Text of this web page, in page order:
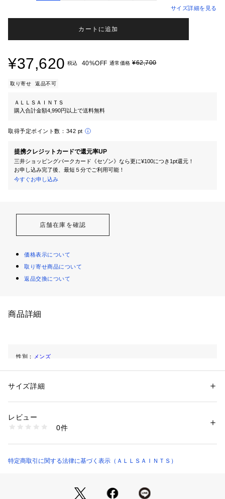
サイズ詳細を見る
カートに追加
¥37,620 税込 40%OFF 通常価格 ¥62,700
取り寄せ 返品不可
ＡＬＬＳＡＩＮＴＳ
購入合計金額4,990円以上で送料無料
取得予定ポイント数： 342 pt
提携クレジットカードで還元率UP
三井ショッピングパークカード《セゾン》なら更に¥100につき1pt還元！
お申し込み完了後、最短５分でご利用可能！
今すぐお申し込み
店舗在庫を確認
価格表示について
取り寄せ商品について
返品交換について
商品詳細
性別：
メンズ
商品番号：
サイズ詳細
レビュー
0件
特定商取引に関する法律に基づく表示（ＡＬＬＳＡＩＮＴＳ）